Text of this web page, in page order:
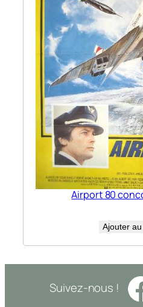
Airport 80
Ajouter
Suivez-nous !